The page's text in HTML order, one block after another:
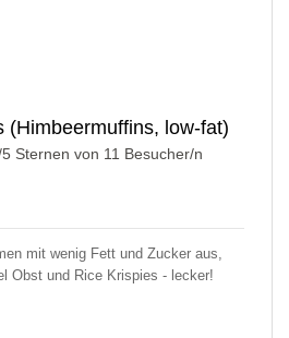
(Himbeermuffins, low-fat)
Sternen von 11 Besucher/n
mit wenig Fett und Zucker aus,
Obst und Rice Krispies - lecker!